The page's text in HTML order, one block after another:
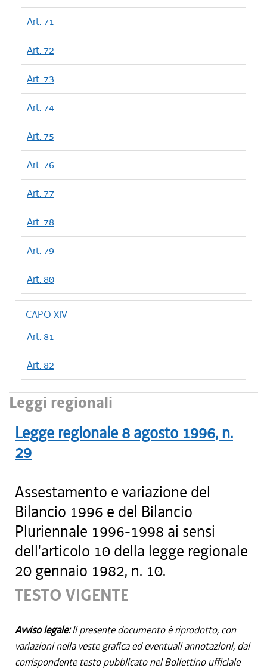
Art. 71
Art. 72
Art. 73
Art. 74
Art. 75
Art. 76
Art. 77
Art. 78
Art. 79
Art. 80
CAPO XIV
Art. 81
Art. 82
Leggi regionali
Legge regionale 8 agosto 1996, n.
29
Assestamento e variazione del
Bilancio 1996 e del Bilancio
Pluriennale 1996-1998 ai sensi
dell'articolo 10 della legge regionale
20 gennaio 1982, n. 10.
TESTO VIGENTE
Avviso legale:Il presente documento è riprodotto, con
variazioni nella veste grafica ed eventuali annotazioni, dal
corrispondente testo pubblicato nel Bollettino ufficiale